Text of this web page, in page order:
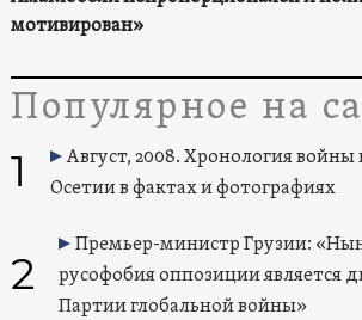
мотивирован»
Популярное на
1
Август, 2008. Хронология
Осетии в фактах и фотографиях
2
Премьер-министр Грузии:
русофобия оппозиции является
Партии глобальной войны»